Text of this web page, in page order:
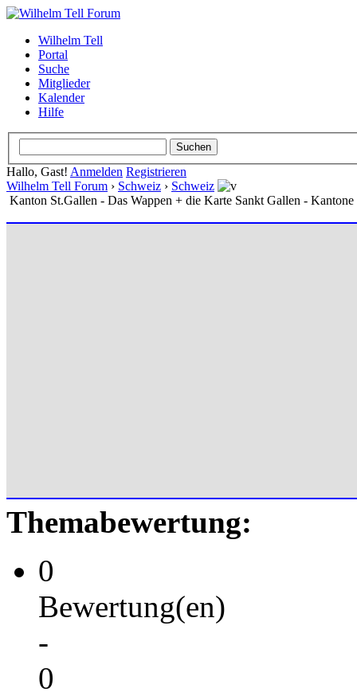
Wilhelm Tell
Portal
Suche
Mitglieder
Kalender
Hilfe
Hallo, Gast! Anmelden Registrieren
Wilhelm Tell Forum › Schweiz › Schweiz
Kanton St.Gallen - Das Wappen + die Karte Sankt Gallen -
Themabewertung:
0
Bewertung(en)
-
0